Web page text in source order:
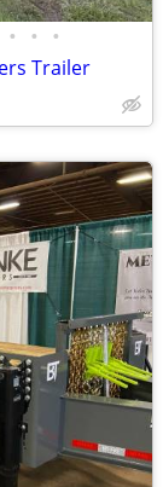
• • •
Trailer